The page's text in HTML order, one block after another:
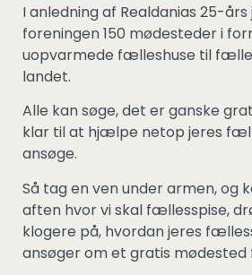
I anledning af Realdanias 25-
foreningen 150 mødesteder i
uopvarmede fælleshuse til
landet.
Alle kan søge, det er ganske
klar til at hjælpe netop jeres
ansøge.
Så tag en ven under armen, og
aften hvor vi skal fællesspise,
klogere på, hvordan jeres
ansøger om et gratis mødested